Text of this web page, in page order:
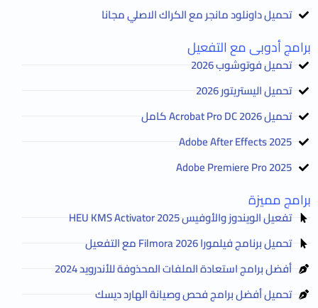
تحميل داونلود مانجر مع الكراك الاصلي مجانا
برامج أدوبى مع التفعيل
تحميل فوتوشوب 2026
تحميل اليستريتور 2026
تحميل Acrobat Pro DC 2026 كامل
Adobe After Effects 2025
Adobe Premiere Pro 2025
برامج مميزة
تفعيل الويندوز والأوفيس HEU KMS Activator 2025
تحميل برنامج فيلمورا Filmora 2026 مع التفعيل
أفضل برامج استعادة الملفات المحذوفة للأندرويد 2024
تحميل أفضل برامج فحص وصيانة الهارد ديسك